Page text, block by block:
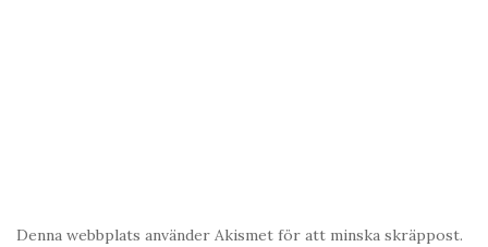
Denna webbplats använder Akismet för att minska skräppost.